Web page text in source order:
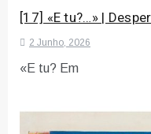
[17] «E tu?…» |
2 Junho, 2026
«E tu? Em